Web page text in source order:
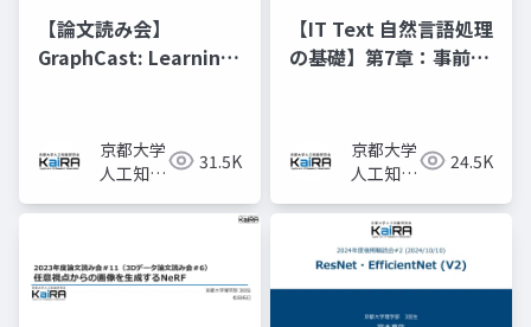
【論文読み会】
GraphCast: Learning
weather forecasting
京都大学
人工知能
KaiRA
31.5K
【IT Text 自然言語処理
の基礎】第7章：事前学
京都大学
人工知能
KaiRA
24.5K